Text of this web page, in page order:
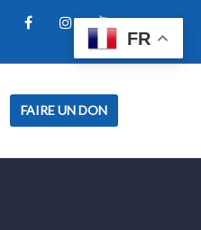
FAIRE UN DON
FR